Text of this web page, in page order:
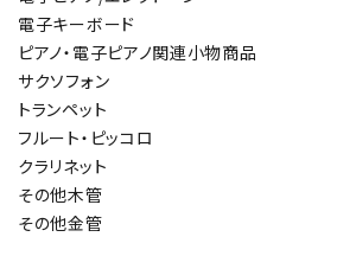
電子キーボード
ピアノ・電子ピアノ関連小物商品
サクソフォン
トランペット
フルート・ピッコロ
クラリネット
その他木管
その他金管